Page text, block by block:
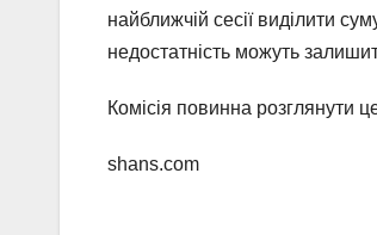
найближчій сесії виділити
недостатність можуть
Комісія повинна розглянути
shans.com